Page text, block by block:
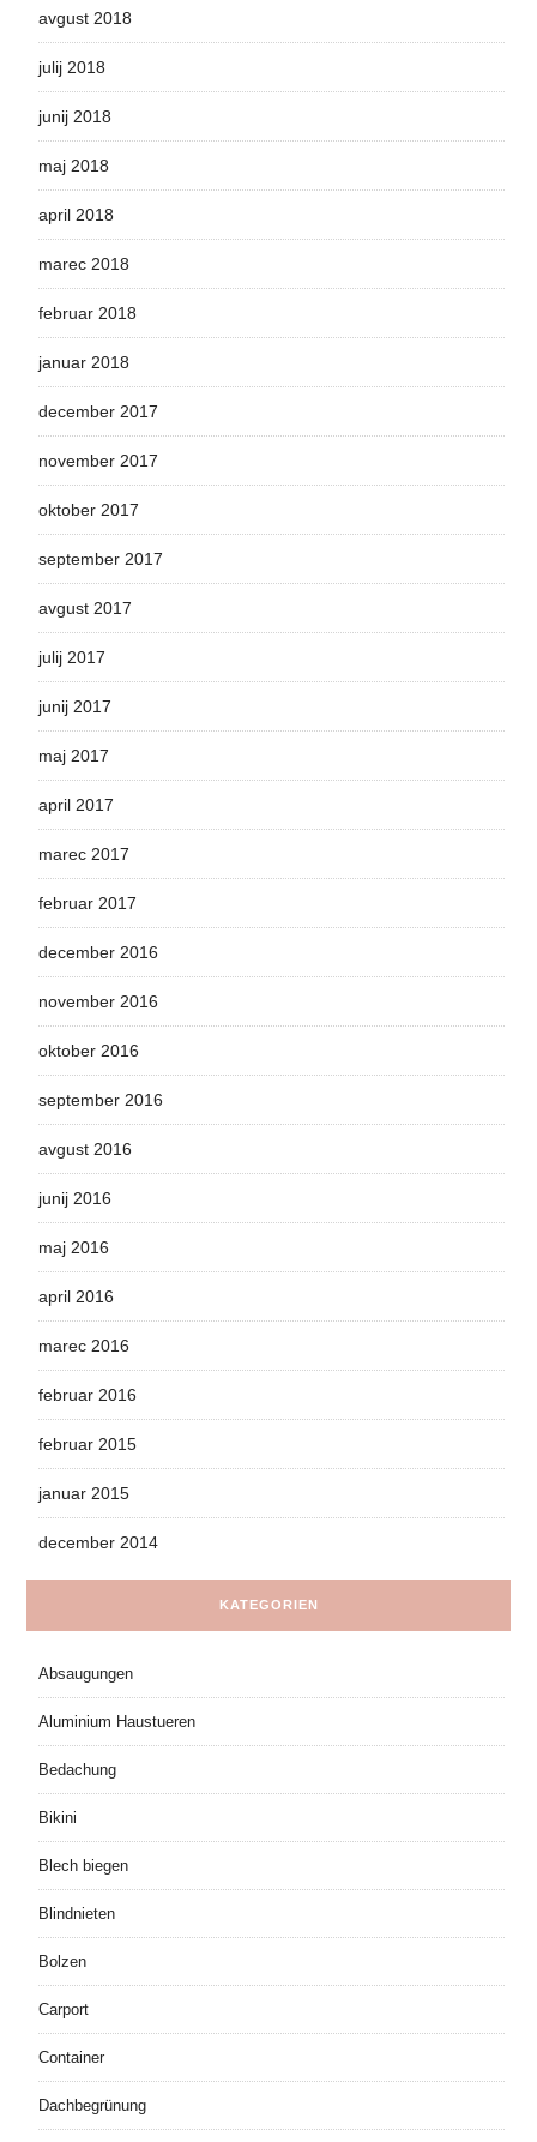
avgust 2018
julij 2018
junij 2018
maj 2018
april 2018
marec 2018
februar 2018
januar 2018
december 2017
november 2017
oktober 2017
september 2017
avgust 2017
julij 2017
junij 2017
maj 2017
april 2017
marec 2017
februar 2017
december 2016
november 2016
oktober 2016
september 2016
avgust 2016
junij 2016
maj 2016
april 2016
marec 2016
februar 2016
februar 2015
januar 2015
december 2014
KATEGORIEN
Absaugungen
Aluminium Haustueren
Bedachung
Bikini
Blech biegen
Blindnieten
Bolzen
Carport
Container
Dachbegrünung